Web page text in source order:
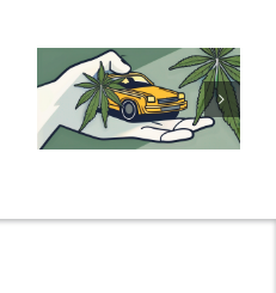
Cannabis
Samen
kaufen: Alles
was Sie